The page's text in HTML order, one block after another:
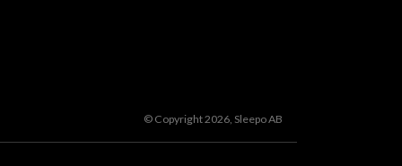
© Copyright 2026, Sleepo AB